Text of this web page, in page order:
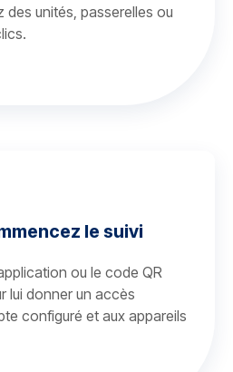
unités, passerelles ou
le suivi
ou le code QR
lui donner un accès
configuré et aux appareils